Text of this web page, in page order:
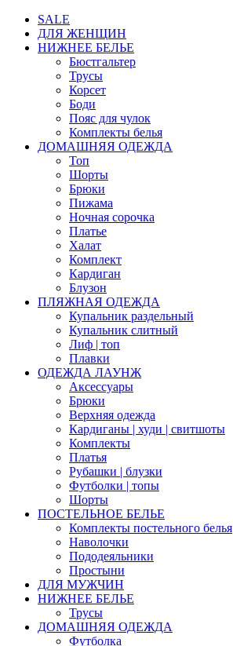
SALE
ДЛЯ ЖЕНЩИН
НИЖНЕЕ БЕЛЬЕ
Бюстгальтер
Трусы
Корсет
Боди
Пояс для чулок
Комплекты белья
ДОМАШНЯЯ ОДЕЖДА
Топ
Шорты
Брюки
Пижама
Ночная сорочка
Платье
Халат
Комплект
Кардиган
Блузон
ПЛЯЖНАЯ ОДЕЖДА
Купальник раздельный
Купальник слитный
Лиф | топ
Плавки
ОДЕЖДА ЛАУНЖ
Аксессуары
Брюки
Верхняя одежда
Кардиганы | худи | свитшоты
Комплекты
Платья
Рубашки | блузки
Футболки | топы
Шорты
ПОСТЕЛЬНОЕ БЕЛЬЕ
Комплекты постельного белья
Наволочки
Пододеяльники
Простыни
ДЛЯ МУЖЧИН
НИЖНЕЕ БЕЛЬЕ
Трусы
ДОМАШНЯЯ ОДЕЖДА
Футболка